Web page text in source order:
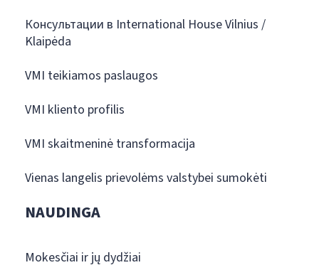
Консультации в International House Vilnius /
Klaipėda
VMI teikiamos paslaugos
VMI kliento profilis
VMI skaitmeninė transformacija
Vienas langelis prievolėms valstybei sumokėti
NAUDINGA
Mokesčiai ir jų dydžiai